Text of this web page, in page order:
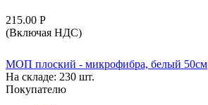
215.00 Р
(Включая НДС)
МОП плоский - микрофибра, белый 50см
На складе: 230 шт.
Покупателю